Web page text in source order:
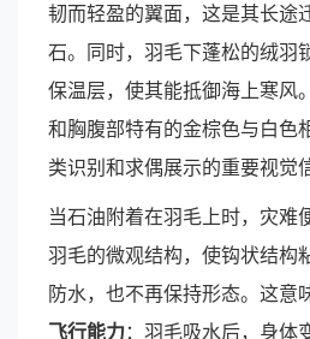
韧而轻盈的翼面，这是其长途
石。同时，羽毛下蓬松的绒羽
保温层，使其能抵御海上寒风
和胸腹部特有的金棕色与白色
类识别和求偶展示的重要视觉
当石油附着在羽毛上时，灾难
羽毛的微观结构，使钩状结构
防水，也不再保持形态。这意
飞行能力：羽毛吸水后，身体